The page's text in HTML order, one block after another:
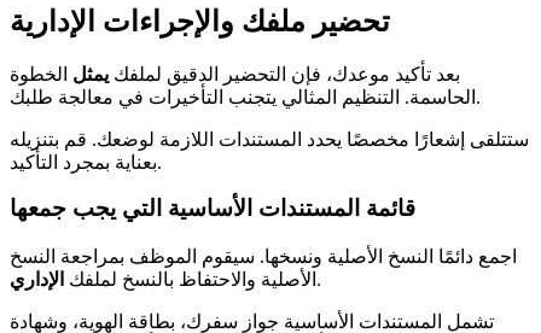
تحضير ملفك والإجراءات الإدارية
بعد تأكيد موعدك، فإن التحضير الدقيق لملفك يمثل الخطوة
الحاسمة. التنظيم المثالي يتجنب التأخيرات في معالجة طلبك.
ستتلقى إشعارًا مخصصًا يحدد المستندات اللازمة لوضعك. قم بتنزيله
بعناية بمجرد التأكيد.
قائمة المستندات الأساسية التي يجب جمعها
اجمع دائمًا النسخ الأصلية ونسخها. سيقوم الموظف بمراجعة النسخ
الأصلية والاحتفاظ بالنسخ لملفك الإداري .
تشمل المستندات الأساسية جواز سفرك، بطاقة الهوية، وشهادة